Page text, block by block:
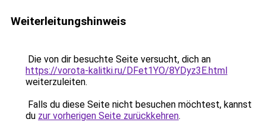
Weiterleitungshinweis
Die von dir besuchte Seite versucht, dich an
https://vorota-kalitki.ru/DFet1YO/8YDyz3E.html
weiterzuleiten.
Falls du diese Seite nicht besuchen möchtest, kannst
du zur vorherigen Seite zurückkehren.